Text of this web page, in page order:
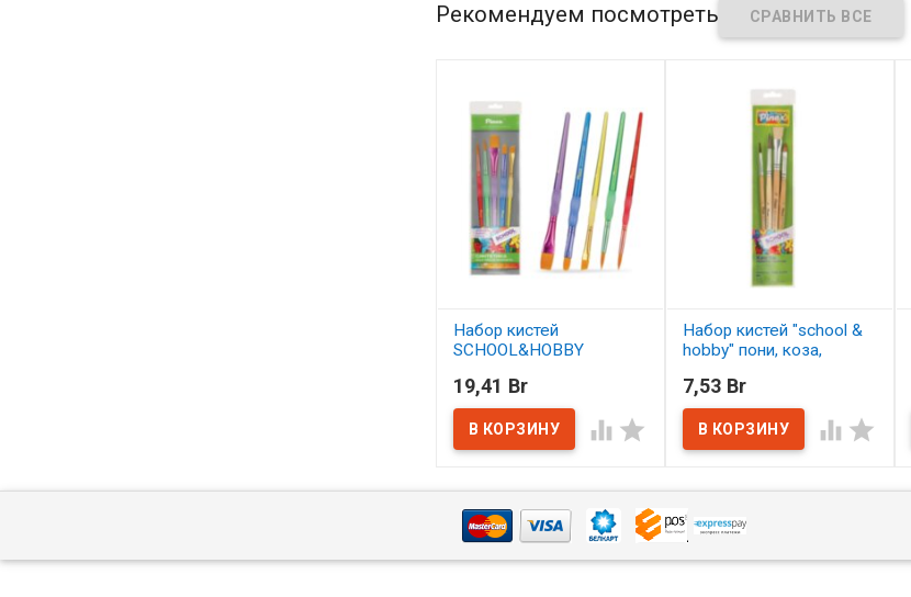
Рекомендуем посмотреть
Набор кистей
SCHOOL&HOBBY
АССОРТИ
В наличии
19,41 Br
 
Набор кистей "school &
hobby" пони, коза,
В наличии
7,53 Br
 